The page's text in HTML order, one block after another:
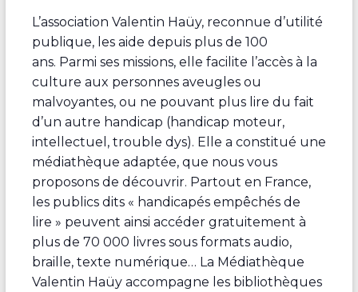
L’association Valentin Haüy, reconnue d’utilité
publique, les aide depuis plus de 100
ans. Parmi ses missions, elle facilite l’accès à la
culture aux personnes aveugles ou
malvoyantes, ou ne pouvant plus lire du fait
d’un autre handicap (handicap moteur,
intellectuel, trouble dys). Elle a constitué une
médiathèque adaptée, que nous vous
proposons de découvrir. Partout en France,
les publics dits « handicapés empêchés de
lire » peuvent ainsi accéder gratuitement à
plus de 70 000 livres sous formats audio,
braille, texte numérique… La Médiathèque
Valentin Haüy accompagne les bibliothèques